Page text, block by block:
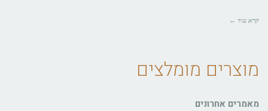
קרא עוד ←
מוצרים מומלצים
מאמרים אחרונים